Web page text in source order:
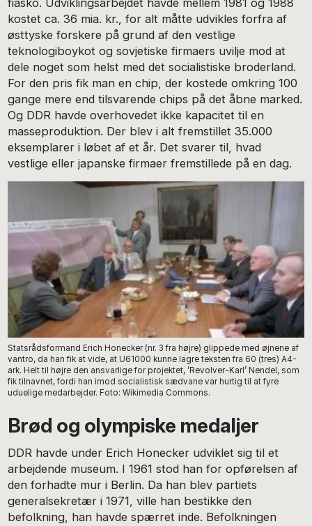
fiasko. Udviklingsarbejdet havde mellem 1981 og 1988
kostet ca. 36 mia. kr., for alt måtte udvikles forfra af
østtyske forskere på grund af den vestlige
teknologiboykot og sovjetiske firmaers uvilje mod at
dele noget som helst med det socialistiske broderland.
For den pris fik man en chip, der kostede omkring 100
gange mere end tilsvarende chips på det åbne marked.
Og DDR havde overhovedet ikke kapacitet til en
masseproduktion. Der blev i alt fremstillet 35.000
eksemplarer i løbet af et år. Det svarer til, hvad
vestlige eller japanske firmaer fremstillede på en dag.
Statsrådsformand Erich Honecker (nr. 3 fra højre) glippede med øjnene af
vantro, da han fik at vide, at U61000 kunne lagre teksten fra 60 (tres) A4-
ark. Helt til højre den ansvarlige for projektet, ’Revolver-Karl’ Nendel, som
fik tilnavnet, fordi han imod socialistisk sædvane var hurtig til at fyre
uduelige medarbejder. Foto: Wikimedia Commons.
Brød og olympiske medaljer
DDR havde under Erich Honecker udviklet sig til et
arbejdende museum. I 1961 stod han for opførelsen af
den forhadte mur i Berlin. Da han blev partiets
generalsekretær i 1971, ville han bestikke den
befolkning, han havde spærret inde. Befolkningen